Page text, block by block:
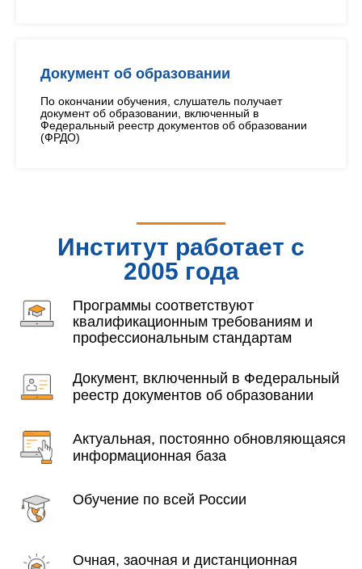
Документ об образовании
По окончании обучения, слушатель получает
документ об образовании, включенный в
Федеральный реестр документов об образовании
(ФРДО)
Институт работает с
2005 года
Программы соответствуют
квалификационным требованиям и
профессиональным стандартам
Документ, включенный в Федеральный
реестр документов об образовании
Актуальная, постоянно обновляющаяся
информационная база
Обучение по всей России
Очная, заочная и дистанционная